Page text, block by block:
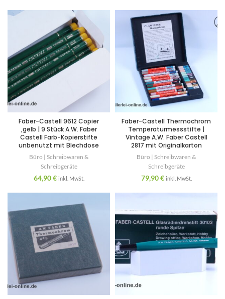
Faber-Castell 9612 Copier
,gelb | 9 Stück A.W. Faber
Castell Farb-Kopierstifte
unbenutzt mit Blechdose
Büro | Schreibwaren &
Schreibgeräte
64,90€ inkl. MwSt.
Faber-Castell Thermochrom
Temperaturmessstifte |
Vintage A.W. Faber Castell
2817 mit Originalkarton
Büro | Schreibwaren &
Schreibgeräte
79,90€ inkl. MwSt.